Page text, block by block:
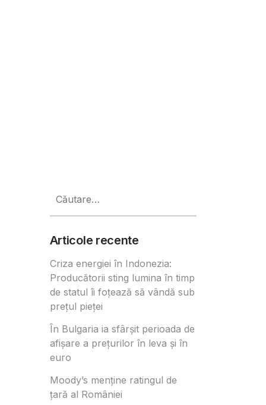
după:
Articole recente
Criza energiei în Indonezia:
Producătorii sting lumina în timp
de statul îi foțează să vândă sub
prețul pieței
În Bulgaria ia sfârşit perioada de
afișare a prețurilor în ​​leva și în
euro
Moody’s menține ratingul de
țară al României